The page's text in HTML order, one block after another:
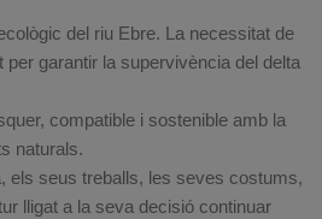
del riu Ebre. La necessitat de
per garantir la supervivència del delta
compatible i sostenible amb la
naturals.
els seus treballs, les seves costums,
lligat a la seva decisió continuar